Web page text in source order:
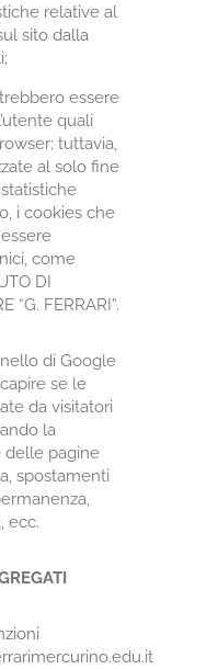
relative al
sito dalla
essere
quali
tuttavia,
al solo fine
i cookies che
come
DI
“G. FERRARI”.
di Google
se le
da visitatori
la
delle pagine
spostamenti
ecc.